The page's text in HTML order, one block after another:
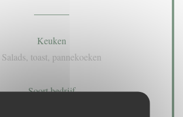
Keuken
Salads, toast, pannekoeken
Soort bedrijf